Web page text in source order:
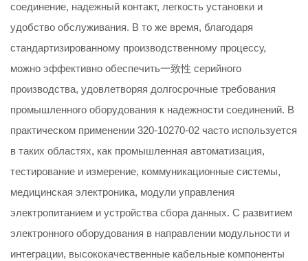
соединение, надежный контакт, легкость установки и
удобство обслуживания. В то же время, благодаря
стандартизированному производственному процессу,
можно эффективно обеспечить一致性 серийного
производства, удовлетворяя долгосрочные требования
промышленного оборудования к надежности соединений. В
практическом применении 320-10270-02 часто используется
в таких областях, как промышленная автоматизация,
тестирование и измерение, коммуникационные системы,
медицинская электроника, модули управления
электропитанием и устройства сбора данных. С развитием
электронного оборудования в направлении модульности и
интеграции, высококачественные кабельные компоненты